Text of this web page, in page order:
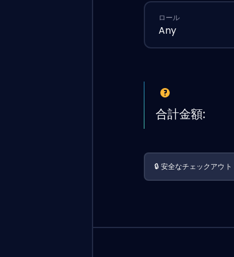
ロール
Any
合計金額:
🔒 安全なチェックアウト